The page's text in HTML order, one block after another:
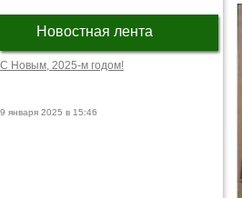
Новостная лента
С Новым, 2025-м годом!
9 января 2025 в 15:46